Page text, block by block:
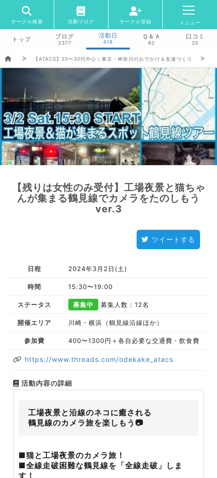
サークル検索 活動ブログ サークル登録 メニュー
トップ ブログ
2377
活動日
418
Ｑ＆Ａ
62
口コミ
20
【ATACS】20〜30代中心｜東京・神奈川のおでかけ＆友達づくり
【残りは女性のみ受付】工場夜景と猫ちゃ
んが集まる鶴見線でカメラをたのしもう
ver.3
ツイートする
日程 2024年3月2日(土)
時間 15:30〜19:00
ステータス 募集中 募集人数：12名
開催エリア 川崎・横浜（鶴見線沿線ほか）
参加費 400〜1300円＋各自必要な交通費・飲食費
https://www.threads.com/odekake_atacs
活動内容の詳細
工場夜景と沿線のネコに癒される
鶴見線のカメラ旅を楽しもう📷
■猫と工場夜景のカメラ旅！
■全線走破困難な鶴見線を「全線走破」しま
す！